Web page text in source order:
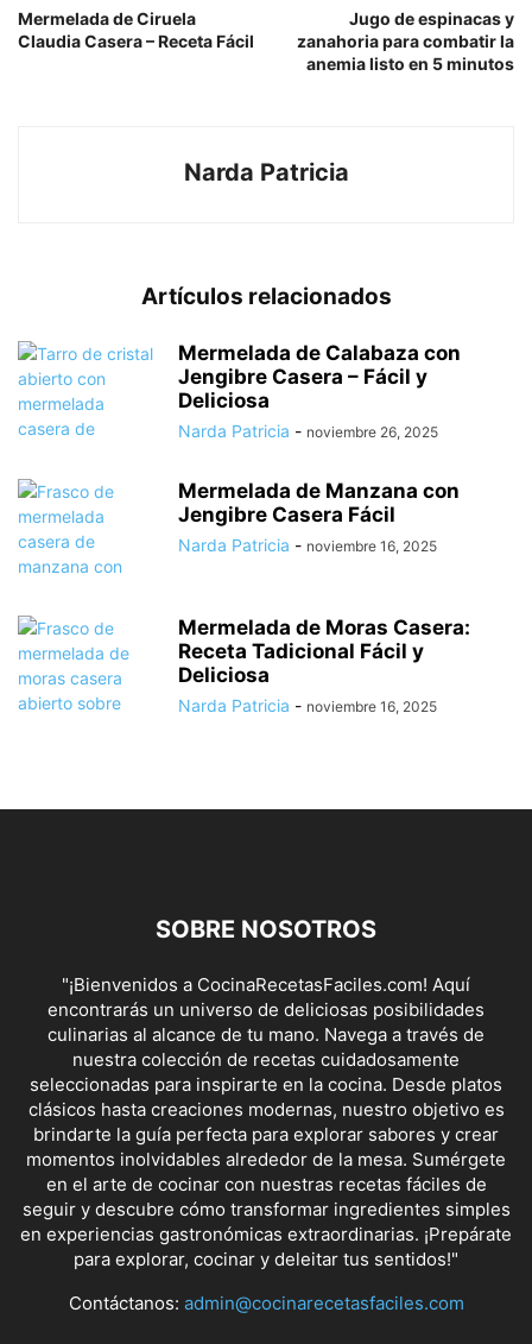
Mermelada de Ciruela
Claudia Casera – Receta Fácil
Jugo de espinacas y
zanahoria para combatir la
anemia listo en 5 minutos
Narda Patricia
Artículos relacionados
Mermelada de Calabaza con
Jengibre Casera – Fácil y
Deliciosa
Narda Patricia - noviembre 26, 2025
Mermelada de Manzana con
Jengibre Casera Fácil
Narda Patricia - noviembre 16, 2025
Mermelada de Moras Casera:
Receta Tadicional Fácil y
Deliciosa
Narda Patricia - noviembre 16, 2025
SOBRE NOSOTROS
"¡Bienvenidos a CocinaRecetasFaciles.com! Aquí
encontrarás un universo de deliciosas posibilidades
culinarias al alcance de tu mano. Navega a través de
nuestra colección de recetas cuidadosamente
seleccionadas para inspirarte en la cocina. Desde platos
clásicos hasta creaciones modernas, nuestro objetivo es
brindarte la guía perfecta para explorar sabores y crear
momentos inolvidables alrededor de la mesa. Sumérgete
en el arte de cocinar con nuestras recetas fáciles de
seguir y descubre cómo transformar ingredientes simples
en experiencias gastronómicas extraordinarias. ¡Prepárate
para explorar, cocinar y deleitar tus sentidos!"
Contáctanos: admin@cocinarecetasfaciles.com